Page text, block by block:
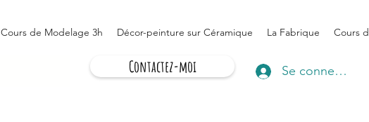
Cours de Modelage 3h Décor-peinture sur Céramique La Fabrique Cours
Contactez-moi Se connecter